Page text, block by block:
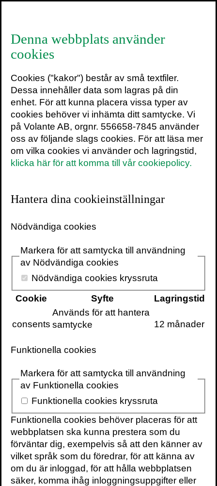
om människan
28 februari 2017
Volante återutger Johan Frostegårds
Nästan allt om människan i pocket.
Boken, som ursprungligen utkom 2008
att betrakta hela människans tillstånd”
tredje gången.
Vad har format homo sapiens till den art vi
är idag? En art som byggt upp avancerade
samhällen, lärt sig bota sjukdomar och
lyckats tämja naturen. Men också en art
som ständigt grubblar över varför vi är här.
Johan Frostegård berättar kunnigt och
en elegant kombination av humaniora,
biologi och kulturhistoria ger han nya
utveckling.
Människan har under hela sin existens
påverkats av både kultur och natur för att
bli vad hon är, men kan denna utveckling
också säga oss något om vart vi är på
väg?
Denna webbplats använder
cookies
Cookies ("kakor") består av små textfiler.
Dessa innehåller data som lagras på din
enhet. För att kunna placera vissa typer av
cookies behöver vi inhämta ditt samtycke. Vi
på Volante AB, orgnr. 556658-7845 använder
oss av följande slags cookies. För att läsa mer
om vilka cookies vi använder och lagringstid,
klicka här för att komma till vår cookiepolicy.
Hantera dina cookieinställningar
Nödvändiga cookies
Markera för att samtycka till användning
av Nödvändiga cookies
Nödvändiga cookies kryssruta
Cookie
Syfte Lagringstid
consents
Används för att hantera
samtycke
12 månader
Funktionella cookies
Markera för att samtycka till användning
av Funktionella cookies
Funktionella cookies kryssruta
Funktionella cookies behöver placeras för att
webbplatsen ska kunna prestera som du
förväntar dig, exempelvis så att den känner av
vilket språk som du föredrar, för att känna av
om du är inloggad, för att hålla webbplatsen
säker, komma ihåg inloggningsuppgifter eller